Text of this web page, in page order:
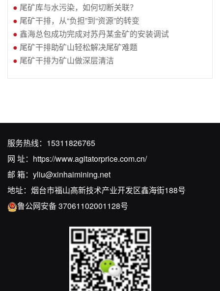
● 尾矿库与水污染，如何切断关联？
● 尾矿干排，从“负担”到“资源”的转变
● 鑫海总包成功完成对苏丹某金矿的安装调试
● 尾矿干排助矿山轻松解决尾矿难题
● 尾矿干排为矿山做深层清洁
服务热线： 15311826765
网 址： https://www.agitatorprice.com.cn/
邮 箱： yliu@xinhaimining.net
地址：烟台市福山高新技术产业开发区鑫海街188号
鲁公网安备 37061102001128号